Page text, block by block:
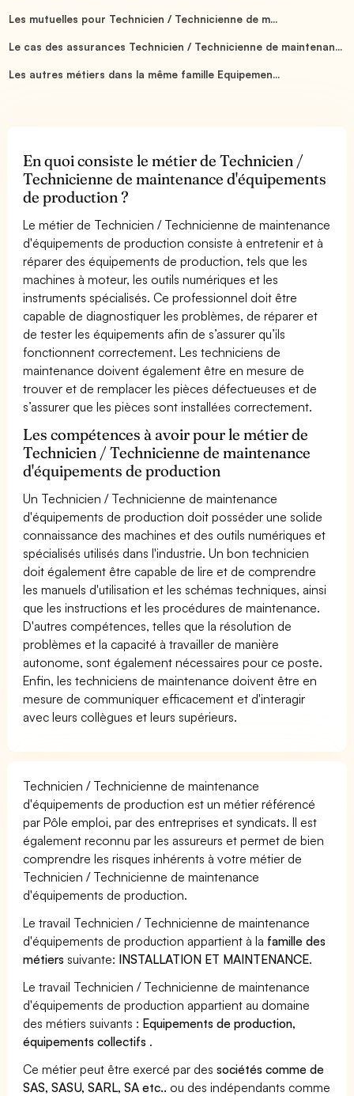
Les mutuelles pour Technicien / Technicienne de m...
Le cas des assurances Technicien / Technicienne de maintenan...
Les autres métiers dans la même famille Equipemen...
En quoi consiste le métier de Technicien /
Technicienne de maintenance d'équipements
de production ?
Le métier de Technicien / Technicienne de maintenance
d'équipements de production consiste à entretenir et à
réparer des équipements de production, tels que les
machines à moteur, les outils numériques et les
instruments spécialisés. Ce professionnel doit être
capable de diagnostiquer les problèmes, de réparer et
de tester les équipements afin de s’assurer qu’ils
fonctionnent correctement. Les techniciens de
maintenance doivent également être en mesure de
trouver et de remplacer les pièces défectueuses et de
s’assurer que les pièces sont installées correctement.
Les compétences à avoir pour le métier de
Technicien / Technicienne de maintenance
d'équipements de production
Un Technicien / Technicienne de maintenance
d'équipements de production doit posséder une solide
connaissance des machines et des outils numériques et
spécialisés utilisés dans l'industrie. Un bon technicien
doit également être capable de lire et de comprendre
les manuels d'utilisation et les schémas techniques, ainsi
que les instructions et les procédures de maintenance.
D'autres compétences, telles que la résolution de
problèmes et la capacité à travailler de manière
autonome, sont également nécessaires pour ce poste.
Enfin, les techniciens de maintenance doivent être en
mesure de communiquer efficacement et d'interagir
avec leurs collègues et leurs supérieurs.
Technicien / Technicienne de maintenance
d'équipements de production est un métier référencé
par Pôle emploi, par des entreprises et syndicats. Il est
également reconnu par les assureurs et permet de bien
comprendre les risques inhérents à votre métier de
Technicien / Technicienne de maintenance
d'équipements de production.
Le travail Technicien / Technicienne de maintenance
d'équipements de production appartient à la famille des
métiers suivante: INSTALLATION ET MAINTENANCE.
Le travail Technicien / Technicienne de maintenance
d'équipements de production appartient au domaine
des métiers suivants : Equipements de production,
équipements collectifs .
Ce métier peut être exercé par dessociétés comme de
SAS, SASU, SARL, SA etc.. ou des indépendants comme